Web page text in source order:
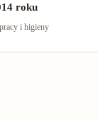
roku
i higieny